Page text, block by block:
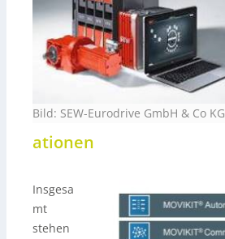
Bild: SEW-Eurodrive GmbH & Co KG
ationen
Insgesa
mt
stehen